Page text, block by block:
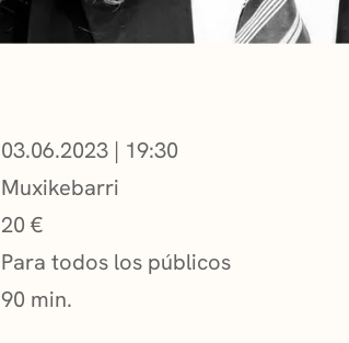
03.06.2023 | 19:30
Muxikebarri
20 €
Para todos los públicos
90 min.